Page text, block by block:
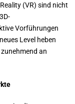
(VR) sind nicht
Vorführungen
Level heben
an